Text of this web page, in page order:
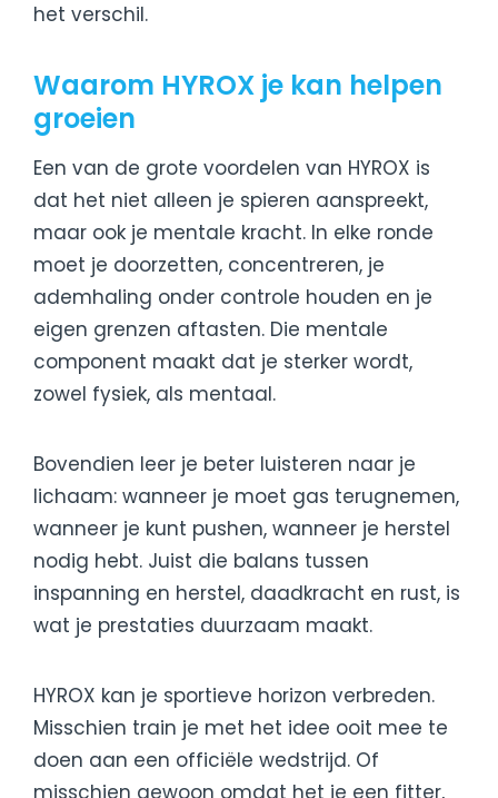
het verschil.
Waarom HYROX je kan helpen
groeien
Een van de grote voordelen van HYROX is
dat het niet alleen je spieren aanspreekt,
maar ook je mentale kracht. In elke ronde
moet je doorzetten, concentreren, je
ademhaling onder controle houden en je
eigen grenzen aftasten. Die mentale
component maakt dat je sterker wordt,
zowel fysiek, als mentaal.
Bovendien leer je beter luisteren naar je
lichaam: wanneer je moet gas terugnemen,
wanneer je kunt pushen, wanneer je herstel
nodig hebt. Juist die balans tussen
inspanning en herstel, daadkracht en rust, is
wat je prestaties duurzaam maakt.
HYROX kan je sportieve horizon verbreden.
Misschien train je met het idee ooit mee te
doen aan een officiële wedstrijd. Of
misschien gewoon omdat het je een fitter,